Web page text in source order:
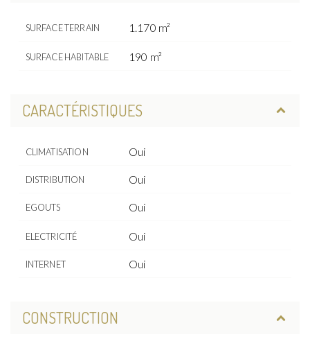
SURFACE TERRAIN 1.170 m²
SURFACE HABITABLE 190 m²
CARACTÉRISTIQUES
CLIMATISATION Oui
DISTRIBUTION Oui
EGOUTS Oui
ELECTRICITÉ Oui
INTERNET Oui
CONSTRUCTION